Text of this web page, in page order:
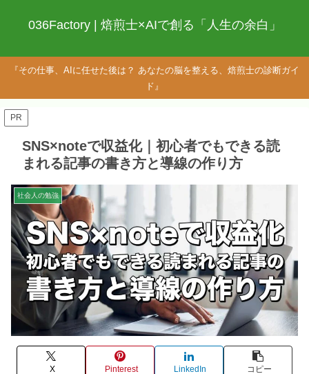
036Factory | 焙煎士×AIで創る「人生の余白」
『その仕事、AIに任せた後は？ あなたの脳を整える、焙煎士の診断ガイ
ド』
PR
SNS×noteで収益化｜初心者でもできる読
まれる記事の書き方と導線の作り方
社会人の勉強
X Pinterest LinkedIn コピー